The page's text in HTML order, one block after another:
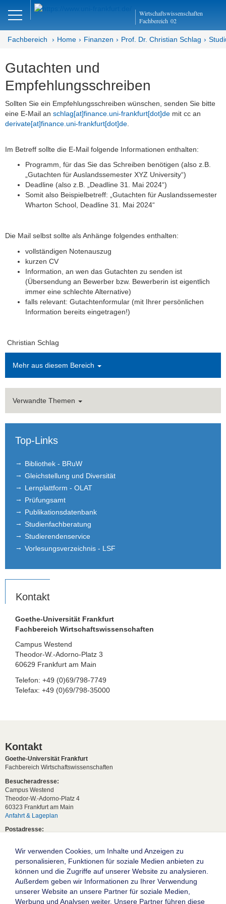
Wirtschaftswissenschaften
Fachbereich 02
DE Close
Finanzen
Home - Abteilung Finanzen
Home - Professur Schlag
Bachelorarbeiten
Masterarbeiten
Empfehlungsschreiben
Veranstaltungen
Forschung
Presse
Fachbereich Home Finanzen Prof. Dr. Christian Schlag
Gutachten und
Empfehlungsschreiben
Sollten Sie ein Empfehlungsschreiben wünschen, senden Sie bitte
eine E-Mail an schlag[at]finance.uni-frankfurt[dot]de mit cc an
derivate[at]finance.uni-frankfurt[dot]de.
Im Betreff sollte die E-Mail folgende Informationen enthalten:
Programm, für das Sie das Schreiben benötigen (also z.B.
„Gutachten für Auslandssemester XYZ University“)
Deadline (also z.B. „Deadline 31. Mai 2024“)
Somit also Beispielbetreff: „Gutachten für Auslandssemester
Wharton School, Deadline 31. Mai 2024“
Die Mail selbst sollte als Anhänge folgendes enthalten:
vollständigen Notenauszug
kurzen CV
Information, an wen das Gutachten zu senden ist
(Übersendung an Bewerber bzw. Bewerberin ist eigentlich
immer eine schlechte Alternative)
falls relevant: Gutachtenformular (mit Ihrer persönlichen
Information bereits eingetragen!)
Christian Schlag
Mehr aus diesem Bereich
Verwandte Themen
Top-Links
Bibliothek - BRuW
Gleichstellung und Diversität
Lernplattform - OLAT
Prüfungsamt
Publikationsdatenbank
Studienfachberatung
Studierendenservice
Vorlesungsverzeichnis - LSF
Kontakt
Goethe-Universität Frankfurt
Fachbereich Wirtschaftswissenschaften
Campus Westend
Theodor-W.-Adorno-Platz 3
60629 Frankfurt am Main
Telefon: +49 (0)69/798-7749
Telefax: +49 (0)69/798-35000
Kontakt
Goethe-Universität Frankfurt
Fachbereich Wirtschaftswissenschaften
Besucheradresse:
Campus Westend
Theodor-W.-Adorno-Platz 4
60323 Frankfurt am Main
Anfahrt & Lageplan
Postadresse:
Studentische Anfragen:
studium[at]wiwi.uni-frankfurt[dot]de
Allgemeine Anfragen:
dekanat02[at]wiwi.uni-frankfurt[dot]de
Wir verwenden Cookies, um Inhalte und Anzeigen zu
personalisieren, Funktionen für soziale Medien anbieten zu
können und die Zugriffe auf unserer Website zu analysieren.
Außerdem geben wir Informationen zu Ihrer Verwendung
unserer Website an unsere Partner für soziale Medien,
Werbung und Analysen weiter. Unsere Partner führen diese